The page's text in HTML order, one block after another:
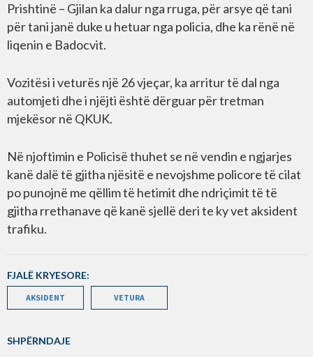
Prishtinë – Gjilan ka dalur nga rruga, për arsye që tani
për tani janë duke u hetuar nga policia, dhe ka rënë në
liqenin e Badocvit.
Vozitësi i veturës një 26 vjeçar, ka arritur të dal nga
automjeti dhe i njëjti është dërguar për tretman
mjekësor në QKUK.
Në njoftimin e Policisë thuhet se në vendin e ngjarjes
kanë dalë të gjitha njësitë e nevojshme policore të cilat
po punojnë me qëllim të hetimit dhe ndriçimit të të
gjitha rrethanave që kanë sjellë deri te ky vet aksident
trafiku.
FJALË KRYESORE:
AKSIDENT VETURA
SHPËRNDAJE